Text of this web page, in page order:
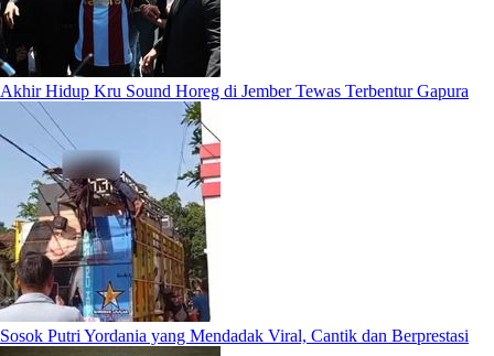
Akhir Hidup Kru Sound Horeg di Jember Tewas Terbentur Gapura
Sosok Putri Yordania yang Mendadak Viral, Cantik dan Berprestasi